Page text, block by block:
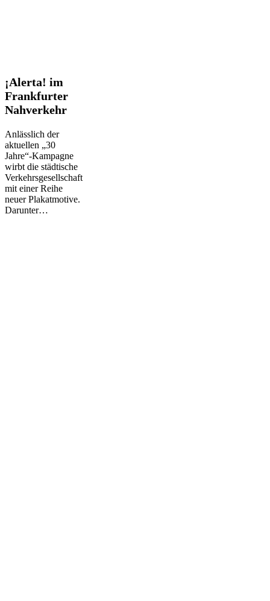
¡Alerta!
im
Frankfurter
Nahverkehr
¡Alerta! im
Frankfurter
Nahverkehr
Anlässlich der
aktuellen „30
Jahre“-Kampagne
wirbt die städtische
Verkehrsgesellschaft
mit einer Reihe
neuer Plakatmotive.
Darunter…